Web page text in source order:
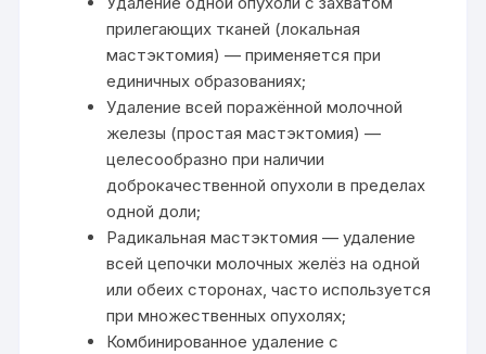
прилегающих тканей (локальная
мастэктомия) — применяется при
единичных образованиях;
Удаление всей поражённой молочной
железы (простая мастэктомия) —
целесообразно при наличии
доброкачественной опухоли в пределах
одной доли;
Радикальная мастэктомия — удаление
всей цепочки молочных желёз на одной
или обеих сторонах, часто используется
при множественных опухолях;
Комбинированное удаление с